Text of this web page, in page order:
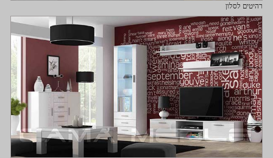
רהיטים לסלון